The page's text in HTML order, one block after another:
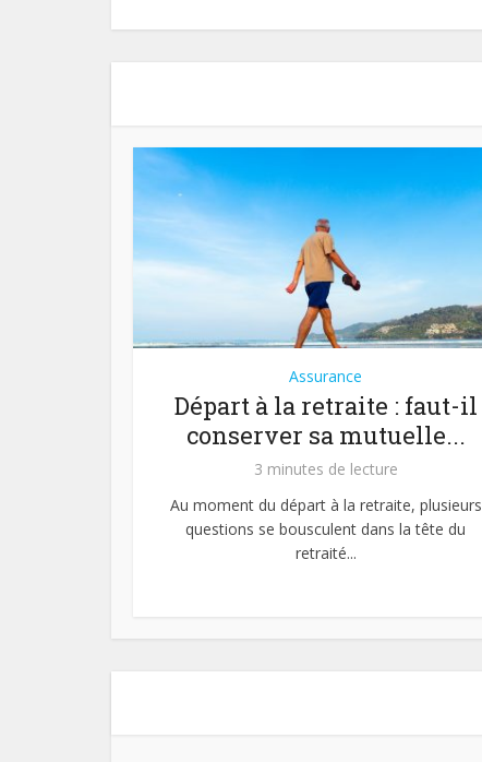
Assurance
Départ à la retraite : faut-il
conserver sa mutuelle...
3 minutes de lecture
Au moment du départ à la retraite, plusieurs
questions se bousculent dans la tête du
retraité...